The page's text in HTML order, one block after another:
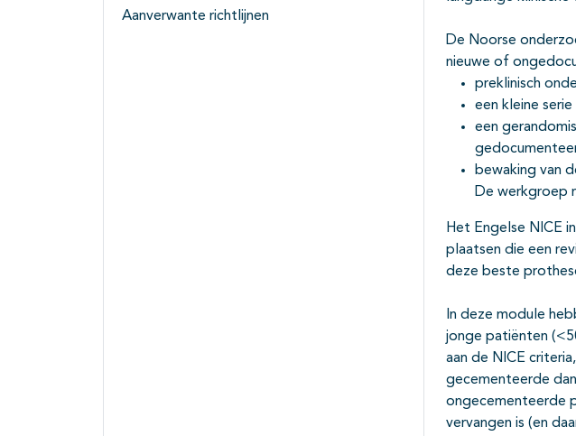
Aanverwante richtlijnen
De Noorse
nieuwe of
preklinisch
een kleine
een
bewaking van
De werkgroep
Het Engelse NICE
plaatsen die een
deze beste
In deze module
jonge patiënten
aan de NICE
gecementeerde
ongecementeerde
vervangen is (en